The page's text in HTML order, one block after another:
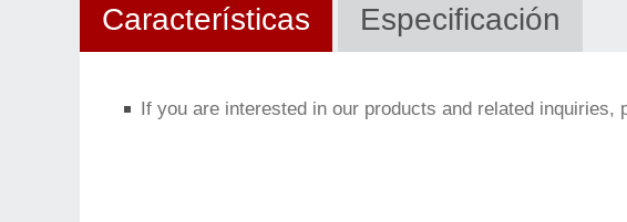
Características Especificación
If you are interested in our products and related